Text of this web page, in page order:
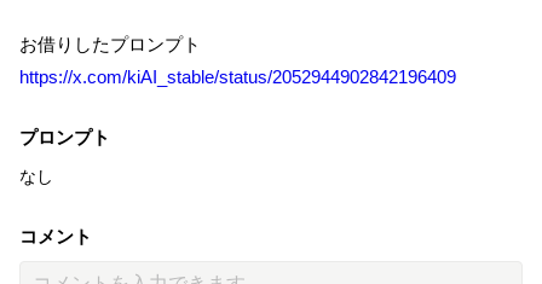
お借りしたプロンプト
https://x.com/kiAI_stable/status/2052944902842196409
プロンプト
なし
コメント